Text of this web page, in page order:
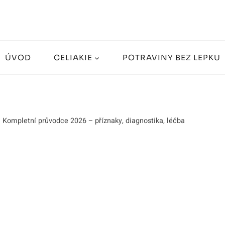
ÚVOD CELIAKIE POTRAVINY BEZ LEPKU
Kompletní průvodce 2026 – příznaky, diagnostika, léčba